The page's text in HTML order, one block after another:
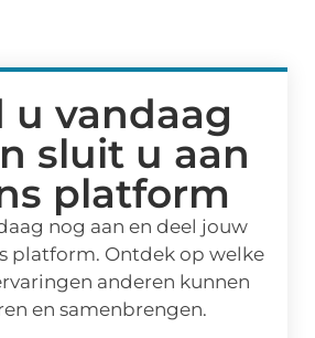
u vandaag
sluit u aan
platform
nog aan en deel jouw
platform. Ontdek op welke
anderen kunnen
en samenbrengen.